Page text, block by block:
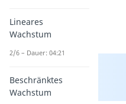
Lineares
Wachstum
2/6 – Dauer: 04:21
Beschränktes
Wachstum